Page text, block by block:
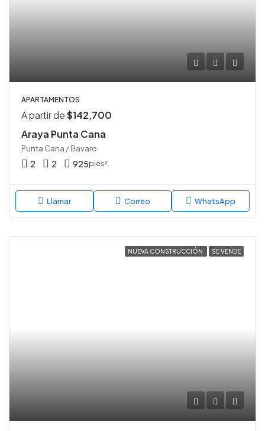
APARTAMENTOS
A partir de$142,700
Araya Punta Cana
Punta Cana / Bavaro
2 2 925pies².
Llamar Correo WhatsApp
NUEVA CONSTRUCCIÓN SE VENDE